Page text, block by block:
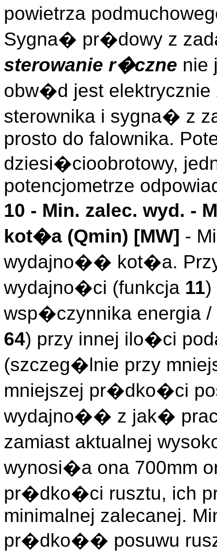
powietrza
Sygna� pr�dowy z
sterowanie r�czne nie
obw�d jest
sterownika i sygna� z
prosto do falownika.
dziesi�cioobrotowy,
potencjometrze
10 - Min. zalec. wyd. -
kot�a (Qmin) [MW] -
wydajno�� kot�a.
wydajno�ci (funkcja 11)
wsp�czynnika
64) przy innej ilo�ci
(szczeg�lnie przy
mniejszej pr�dko�ci
wydajno�� z jak�
zamiast aktualnej
wynosi�a ona 700mm
pr�dko�ci rusztu, ich
minimalnej zalecanej.
pr�dko�� posuwu